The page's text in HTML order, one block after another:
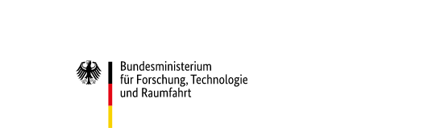
(Eingabetaste)
(Eingabetaste)
(Eingabetaste)
Bundesministerium